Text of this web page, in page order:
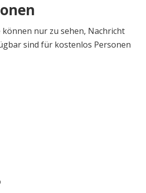
nur zu sehen, Nachricht
sind für kostenlos Personen